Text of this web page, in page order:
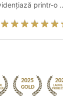
printr-o